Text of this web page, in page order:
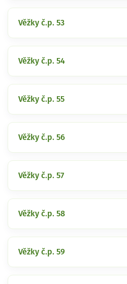
Věžky č.p. 53
Věžky č.p. 54
Věžky č.p. 55
Věžky č.p. 56
Věžky č.p. 57
Věžky č.p. 58
Věžky č.p. 59